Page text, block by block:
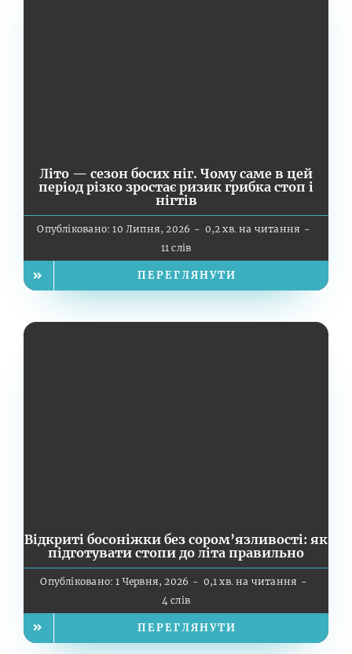
Літо — сезон босих ніг. Чому саме в цей
період різко зростає ризик грибка стоп і
нігтів
Опубліковано: 10 Липня, 2026 - 0,2 хв. на читання -
11 слів
ПЕРЕГЛЯНУТИ
Відкриті босоніжки без сором’язливості: як
підготувати стопи до літа правильно
Опубліковано: 1 Червня, 2026 - 0,1 хв. на читання -
4 слів
ПЕРЕГЛЯНУТИ